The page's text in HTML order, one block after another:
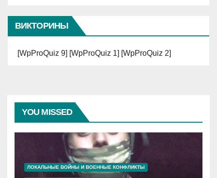
ВИКТОРИНЫ
[WpProQuiz 9] [WpProQuiz 1] [WpProQuiz 2]
YOU MISSED
ЛОКАЛЬНЫЕ ВОЙНЫ И ВОЕННЫЕ КОНФЛИКТЫ